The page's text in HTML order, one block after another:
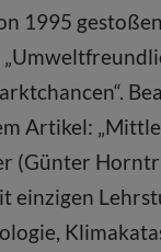
1995
Artikel:
(Günter
einzigen